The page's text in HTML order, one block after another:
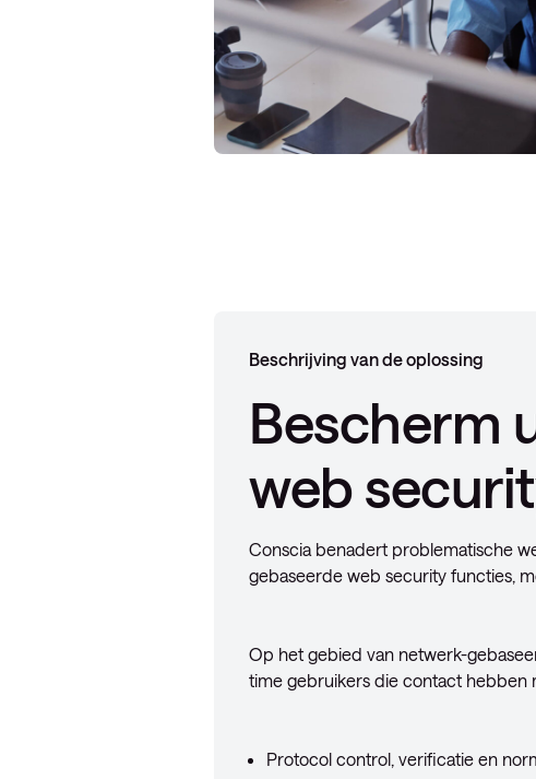
Beschrijving van de oplossing
Bescherm
web
Conscia benadert problematische
gebaseerde web security functies,
Op het gebied van netwerk-
time gebruikers die contact hebben
Protocol control, verificatie en